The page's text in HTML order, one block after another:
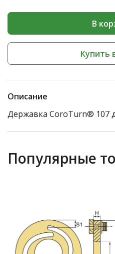
В
Купить
Описание
Державка CoroTurn® 107
Популярные